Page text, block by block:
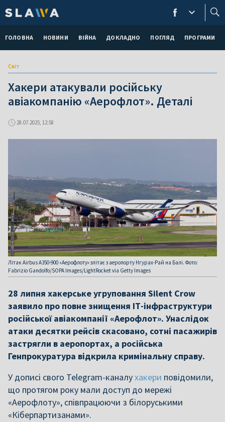
ГОЛОВНА НОВИНИ ВІЙНА ДОКЛАДНО ПОГЛЯД ПРОГРАМИ
Світ
Хакери атакували російську
авіакомпанію «Аерофлот». Деталі
28.07.2025, 12:58
Літак Airbus A350-900 «Аерофлоту» злітає з аеропорту Нгурах-Рай на Балі. Фото:
Fabrizio Gandolfo/SOPA Images/LightRocket via Getty Images
28 липня хакерське угруповання Silent Crow
заявило про повне знищення ІТ-інфраструктури
російської авіакомпанії «Аерофлот». Унаслідок
атаки десятки рейсів скасовано, сотні пасажирів
застрягли в аеропортах, а російська
Генпрокуратура відкрила кримінальну справу.
У дописі свого Telegram-каналухакери повідомили,
що протягом року мали доступ до мережі
«Аерофлоту», співпрацюючи з білоруськими
«Кіберпартизанами».